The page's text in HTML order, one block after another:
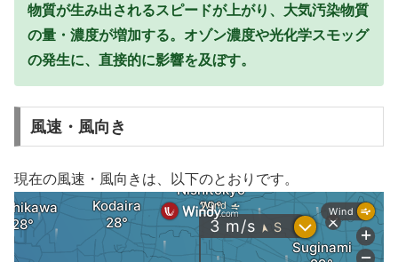
物質が生み出されるスピードが上がり、大気汚染物質
の量・濃度が増加する。オゾン濃度や光化学スモッグ
の発生に、直接的に影響を及ぼす。
風速・風向き
現在の風速・風向きは、以下のとおりです。